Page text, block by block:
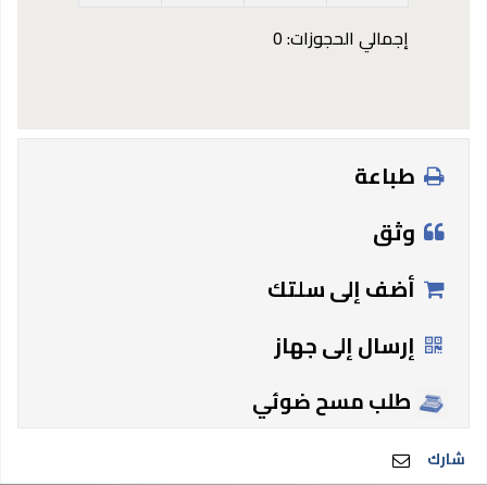
إجمالي الحجوزات: 0
طباعة
وثق
أضف إلى سلتك
إرسال إلى جهاز
طلب مسح ضوئي
شارك